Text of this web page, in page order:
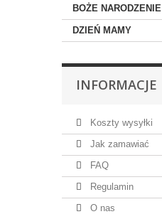
BOŻE NARODZENIE
DZIEŃ MAMY
INFORMACJE
Koszty wysyłki
Jak zamawiać
FAQ
Regulamin
O nas